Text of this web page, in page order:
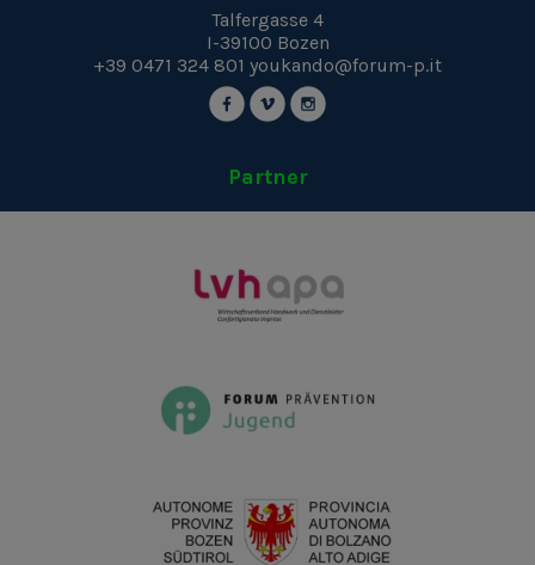
Talfergasse 4
I-39100 Bozen
+39 0471 324 801 youkando@forum-p.it
Partner